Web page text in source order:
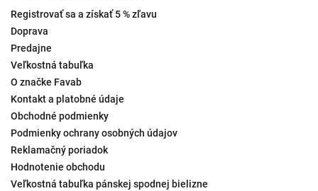
Registrovať sa a získať 5 % zľavu
Doprava
Predajne
Veľkostná tabuľka
O značke Favab
Kontakt a platobné údaje
Obchodné podmienky
Podmienky ochrany osobných údajov
Reklamačný poriadok
Hodnotenie obchodu
Veľkostná tabuľka pánskej spodnej bielizne